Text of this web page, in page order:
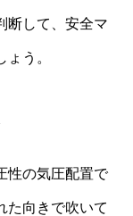
断して、安全マ
う。
性の気圧配置で
た向きで吹いて